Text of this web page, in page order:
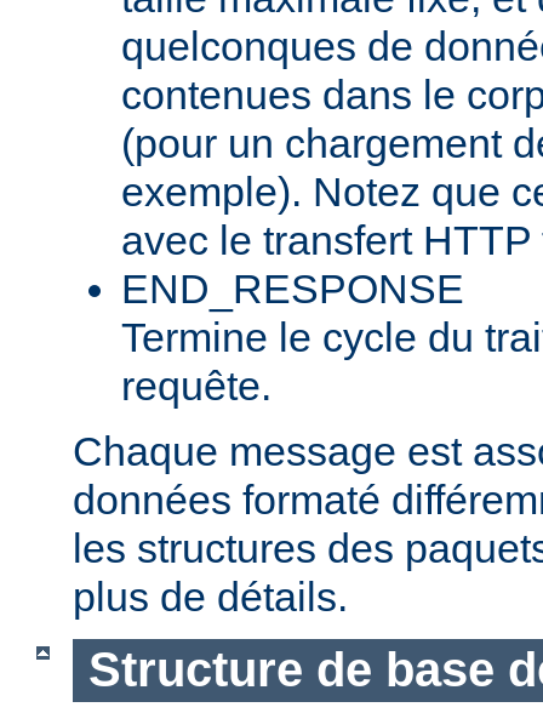
quelconques de
contenues dans le
(pour un chargement
exemple). Notez que
avec le transfert
END_RESPONSE
Termine le cycle du
requête.
Chaque message est
données formaté
les structures des
plus de détails.
Structure de base